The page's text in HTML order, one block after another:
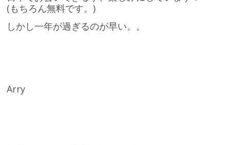
(もちろん無料です。)
しかし一年が過ぎるのが早い。。
Arry